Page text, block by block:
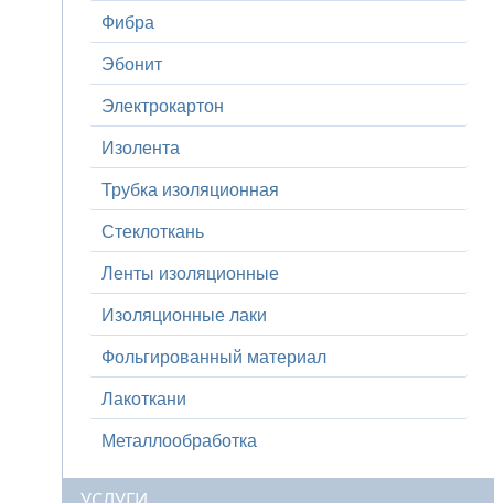
Фибра
Эбонит
Электрокартон
Изолента
Трубка изоляционная
Стеклоткань
Ленты изоляционные
Изоляционные лаки
Фольгированный материал
Лакоткани
Металлообработка